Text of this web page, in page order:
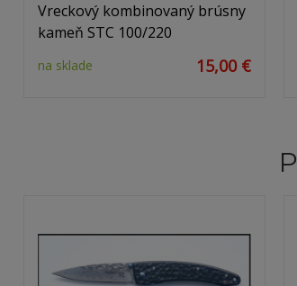
Vreckový kombinovaný brúsny
kameň STC 100/220
na sklade 15,00 €